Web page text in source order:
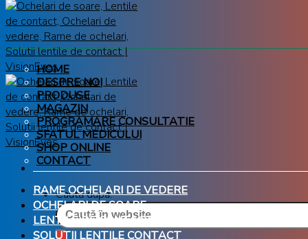
Caută după:
HOME
DESPRE NOI
PRODUSE
MAGAZIN
PROGRAMARE CONSULTATIE
SFATUL MEDICULUI
SHOP ONLINE
CONTACT
RAME OCHELARI DE VEDERE
OCHELARI DE SOARE
LENTILE DE CONTACT
SOLUTII LENTILE CONTACT